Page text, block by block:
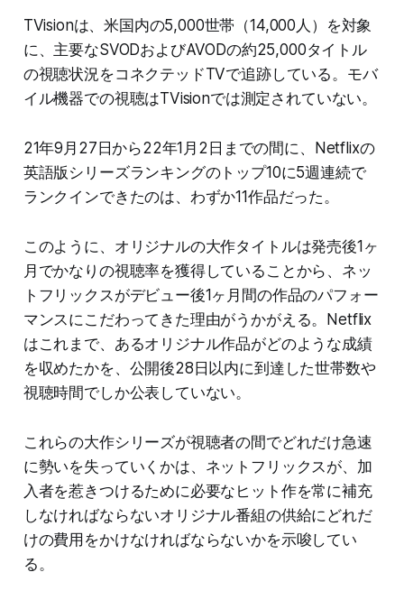
TVisionは、米国内の5,000世帯（14,000人）を対象
に、主要なSVODおよびAVODの約25,000タイトル
の視聴状況をコネクテッドTVで追跡している。モバ
イル機器での視聴はTVisionでは測定されていない。
21年9月27日から22年1月2日までの間に、Netflixの
英語版シリーズランキングのトップ10に5週連続で
ランクインできたのは、わずか11作品だった。
このように、オリジナルの大作タイトルは発売後1ヶ
月でかなりの視聴率を獲得していることから、ネッ
トフリックスがデビュー後1ヶ月間の作品のパフォー
マンスにこだわってきた理由がうかがえる。Netflix
はこれまで、あるオリジナル作品がどのような成績
を収めたかを、公開後28日以内に到達した世帯数や
視聴時間でしか公表していない。
これらの大作シリーズが視聴者の間でどれだけ急速
に勢いを失っていくかは、ネットフリックスが、加
入者を惹きつけるために必要なヒット作を常に補充
しなければならないオリジナル番組の供給にどれだ
けの費用をかけなければならないかを示唆してい
る。